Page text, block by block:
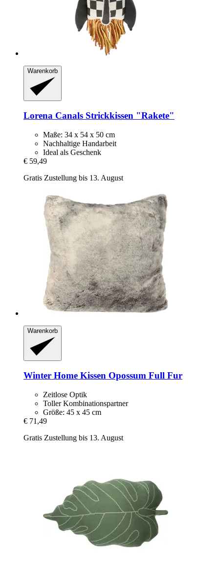
Warenkorb
Lorena Canals Strickkissen "Rakete"
Maße: 34 x 54 x 50 cm
Nachhaltige Handarbeit
Ideal als Geschenk
€ 59,49
Gratis Zustellung bis 13. August
Warenkorb
Winter Home Kissen Opossum Full Fur
Zeitlose Optik
Toller Kombinationspartner
Größe: 45 x 45 cm
€ 71,49
Gratis Zustellung bis 13. August